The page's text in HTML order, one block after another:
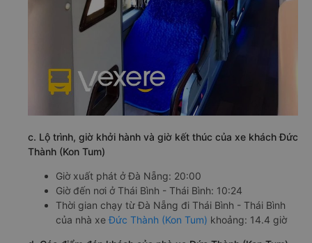
c. Lộ trình, giờ khởi hành và giờ kết thúc của xe khách Đức
Thành (Kon Tum)
Giờ xuất phát ở Đà Nẵng: 20:00
Giờ đến nơi ở Thái Bình - Thái Bình: 10:24
Thời gian chạy từ Đà Nẵng đi Thái Bình - Thái Bình
của nhà xeĐức Thành (Kon Tum) khoảng: 14.4 giờ